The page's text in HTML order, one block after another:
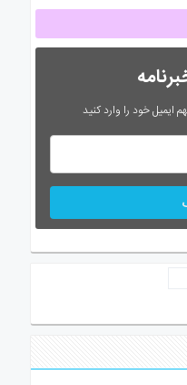
ایمیل خود را وارد کنید